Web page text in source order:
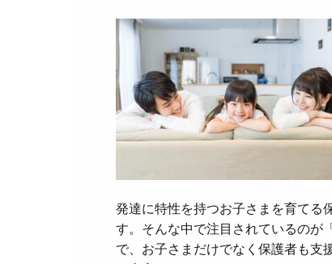
発達に特性を持つお子さまを育てる
す。そんな中で注目されているのが
で、お子さまだけでなく保護者も支